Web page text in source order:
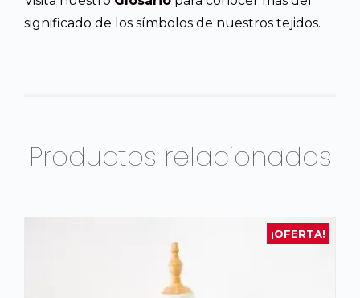
significado de los símbolos de nuestros tejidos.
Productos relacionados
¡OFERTA!